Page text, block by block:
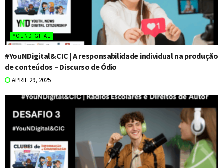
YOUNDIGITAL
#YouNDigital&CIC | A responsabilidade individual na produção
de conteúdos – Discurso de Ódio
APRIL 29, 2025